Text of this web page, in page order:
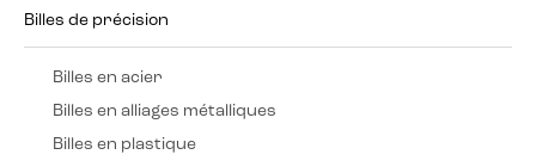
Billes de précision
Billes en acier
Billes en alliages métalliques
Billes en plastique